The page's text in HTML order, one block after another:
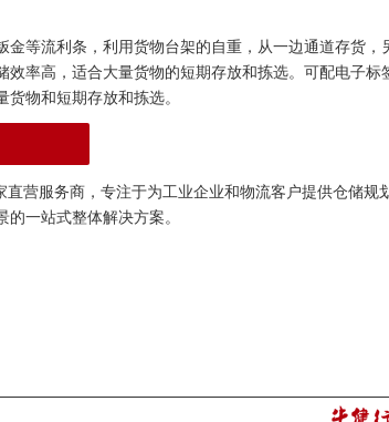
等流利条，利用货物台架的自重，从一边通道存货，
率高，适合大量货物的短期存放和拣选。可配电子标
物和短期存放和拣选。
营服务商，专注于为工业企业和物流客户提供仓储规
一站式整体解决方案。